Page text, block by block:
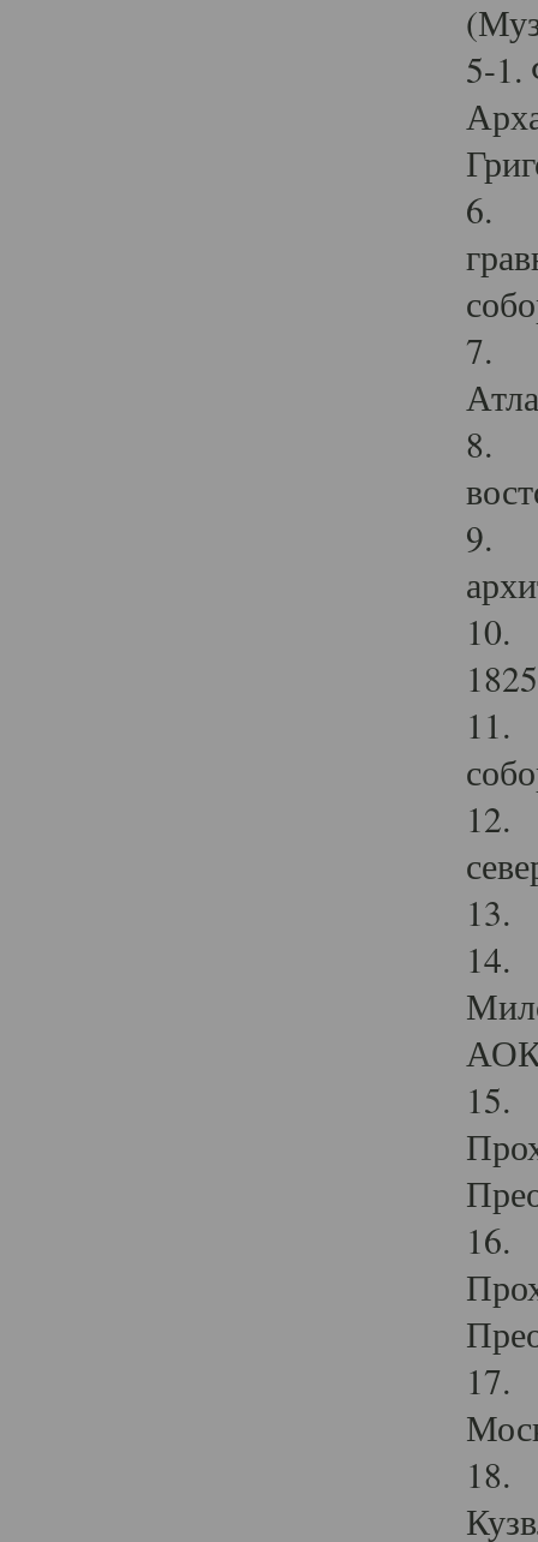
5-1.
6.
7.
8.
9.
10.
11.
12.
13.
14.
15.
16.
17.
18.